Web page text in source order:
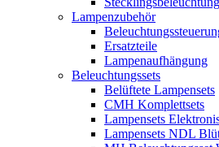
Lampenzubehör
Ersatzteile
Lampenaufhängung
Beleuchtungssets
Belüftete Lampensets
CMH Komplettsets
Lampensets
Lampensets NDL